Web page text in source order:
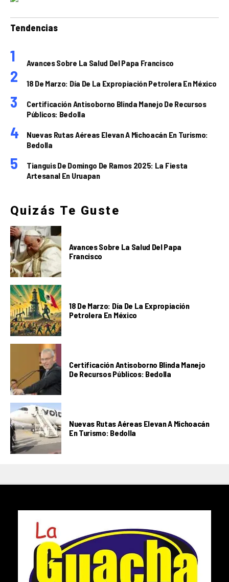
Tendencias
Avances Sobre La Salud Del Papa Francisco
18 De Marzo: Día De La Expropiación Petrolera En México
Certificación Antisoborno Blinda Manejo De Recursos
Públicos: Bedolla
Nuevas Rutas Aéreas Elevan A Michoacán En Turismo:
Bedolla
Tianguis De Domingo De Ramos 2025: La Fiesta
Artesanal En Uruapan
Quizás Te Guste
Avances Sobre La Salud Del Papa
Francisco
18 De Marzo: Día De La Expropiación
Petrolera En México
Certificación Antisoborno Blinda Manejo
De Recursos Públicos: Bedolla
Nuevas Rutas Aéreas Elevan A Michoacán
En Turismo: Bedolla